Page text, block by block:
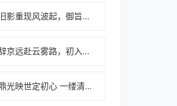
第五十九章 旧影重现风波起，御旨传召入深官
第六十三章 辞京远赴云雾路，初入山林遇险关
第六十七章 鼎光映世定初心 一缕清风入长安